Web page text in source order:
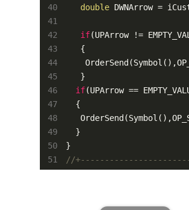
double DWNArrow =
if(UPArrow !=
   {
   }
if(UPArrow ==
  {
  }
//